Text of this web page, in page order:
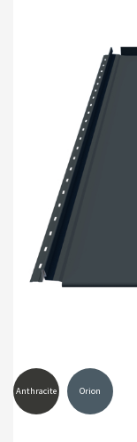
Anthracite Orion